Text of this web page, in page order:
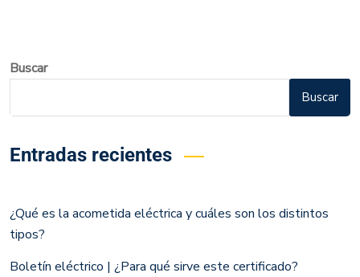
Buscar
Buscar
Entradas recientes
¿Qué es la acometida eléctrica y cuáles son los distintos
tipos?
Boletín eléctrico | ¿Para qué sirve este certificado?